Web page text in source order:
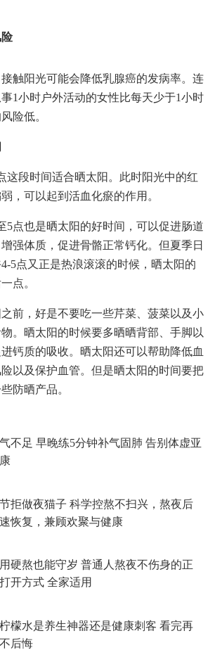
触阳光可能会降低乳腺癌的发病率。连
1小时户外活动的女性比每天少于1小时
险低。
这段时间适合晒太阳。此时阳光中的红
，可以起到活血化瘀的作用。
5点也是晒太阳的好时间，可以促进肠道
强体质，促进骨骼正常钙化。但夏季日
5点又正是热浪滚滚的时候，晒太阳的
点。
前，好是不要吃一些芹菜、菠菜以及小
。晒太阳的时候要多晒晒背部、手脚以
钙质的吸收。晒太阳还可以帮助降低血
以及保护血管。但是晒太阳的时间要把
防晒产品。
不足 早晚练5分钟补气固肺 告别体虚亚
拒做夜猫子 科学控熬不扫兴，熬夜后
恢复，兼顾欢聚与健康
硬熬也能守岁 普通人熬夜不伤身的正
开方式 全家适用
檬水是养生神器还是健康刺客 看完再
后悔